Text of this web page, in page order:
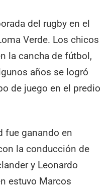
del rugby en el
Verde. Los chicos
la cancha de fútbol,
años se logró
de juego en el predio
fue ganando en
la conducción de
y Leonardo
estuvo Marcos